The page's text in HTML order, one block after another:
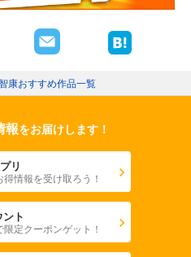
康おすすめ作品一覧
報をお届けします！
リ
情報を受け取ろう！
ト
定クーポンゲット！